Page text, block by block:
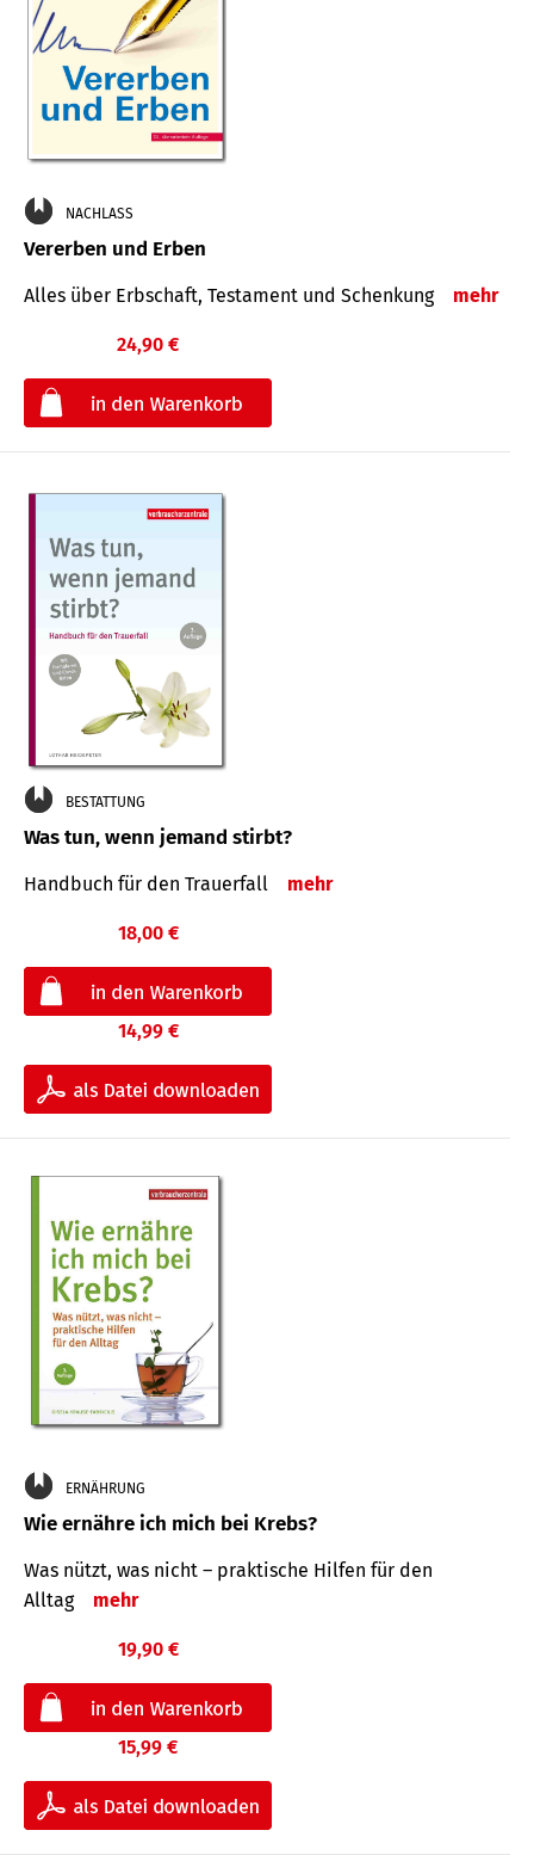
NACHLASS
Vererben und Erben
Alles über Erbschaft, Testament und Schenkung mehr
24,90 €
BESTATTUNG
Was tun, wenn jemand stirbt?
Handbuch für den Trauerfall mehr
18,00 €
14,99 €
ERNÄHRUNG
Wie ernähre ich mich bei Krebs?
Was nützt, was nicht – praktische Hilfen für den
Alltag
mehr
19,90 €
15,99 €